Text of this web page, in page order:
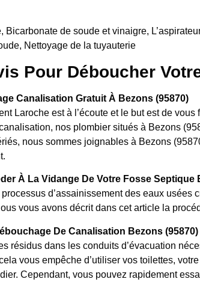
Bicarbonate de soude et vinaigre,
Nettoyage de la tuyauterie
Pour Déboucher
Canalisation Gratuit À Bezons (95870)
Laroche est à l’écoute et le but est de
nos plombier situés à Bezons
nous sommes joignables à Bezons
À La Vidange De Votre Fosse Septique
d’assainissement des eaux
vous avons décrit dans cet article la
De Canalisation Bezons (95870)
résidus dans les conduits d’évacuation
vous empêche d’utiliser vos toilettes,
Cependant, vous pouvez rapidement